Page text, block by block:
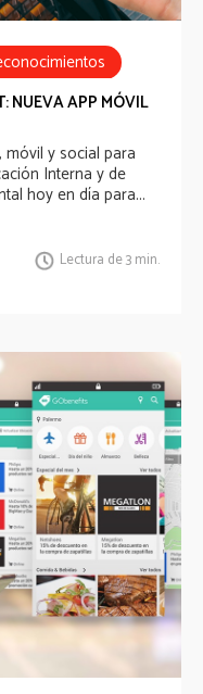
NUEVA APP MÓVIL
y social para
Interna y de
hoy en día para...
Lectura de 3 min.